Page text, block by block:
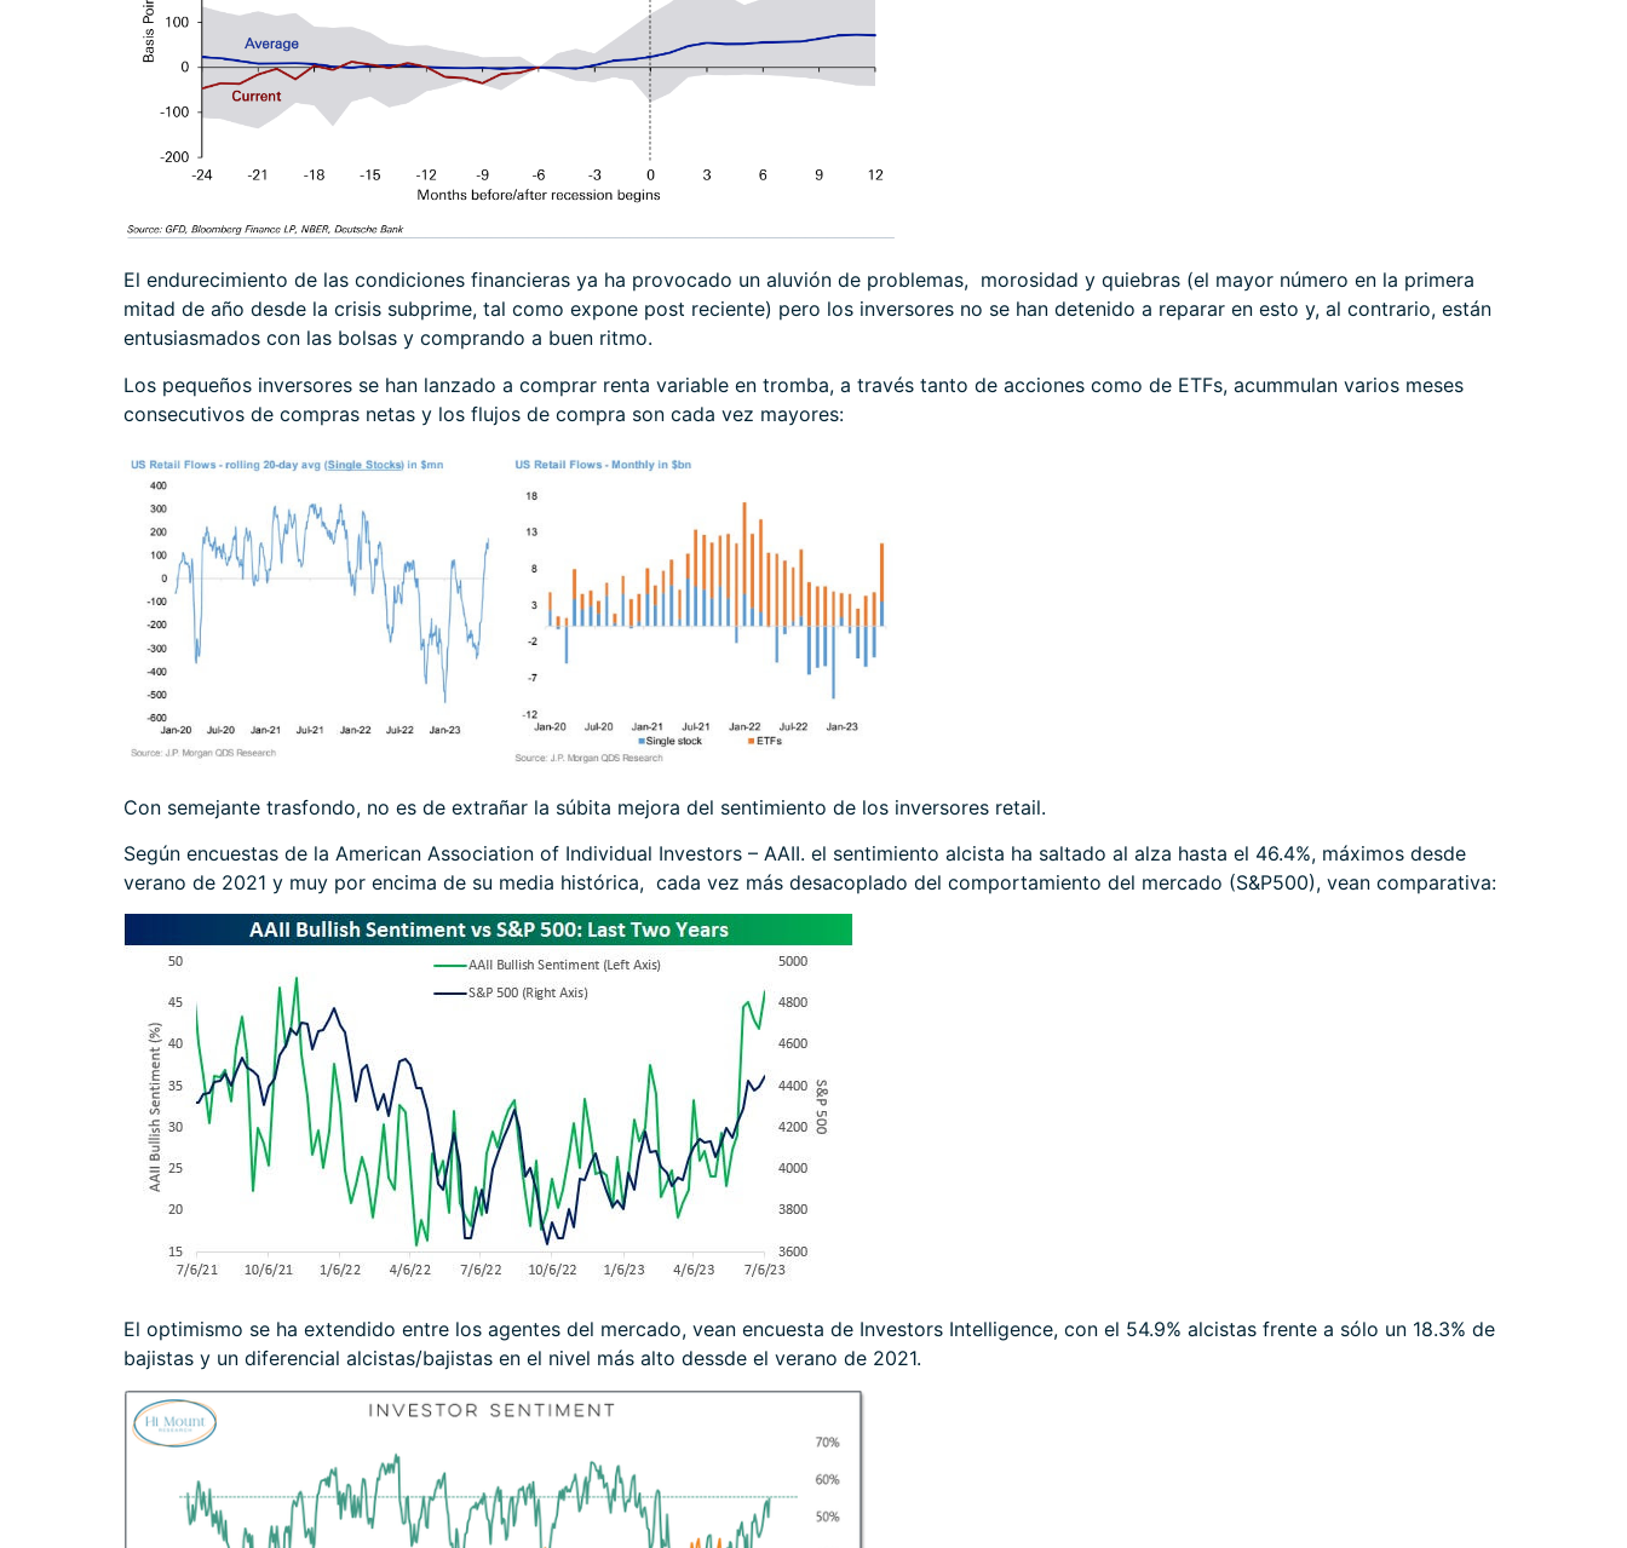
El endurecimiento de las condiciones financieras ya ha provocado un aluvión de problemas, morosidad y quiebras (el mayor número en la primera
mitad de año desde la crisis subprime, tal como expone post reciente) pero los inversores no se han detenido a reparar en esto y, al contrario, están
entusiasmados con las bolsas y comprando a buen ritmo.
Los pequeños inversores se han lanzado a comprar renta variable en tromba, a través tanto de acciones como de ETFs, acummulan varios meses
consecutivos de compras netas y los flujos de compra son cada vez mayores:
Con semejante trasfondo, no es de extrañar la súbita mejora del sentimiento de los inversores retail.
Según encuestas de la American Association of Individual Investors – AAII. el sentimiento alcista ha saltado al alza hasta el 46.4%, máximos desde
verano de 2021 y muy por encima de su media histórica, cada vez más desacoplado del comportamiento del mercado (S&P500), vean comparativa:
El optimismo se ha extendido entre los agentes del mercado, vean encuesta de Investors Intelligence, con el 54.9% alcistas frente a sólo un 18.3% de
bajistas y un diferencial alcistas/bajistas en el nivel más alto dessde el verano de 2021.